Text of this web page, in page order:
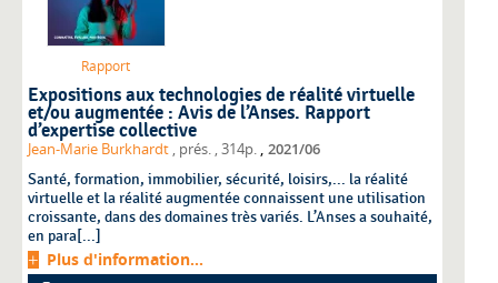
Rapport
Expositions aux technologies de réalité virtuelle
et/ou augmentée : Avis de l’Anses. Rapport
d’expertise collective
Jean-Marie Burkhardt , prés. , 314p. , 2021/06
Santé, formation, immobilier, sécurité, loisirs,... la réalité
virtuelle et la réalité augmentée connaissent une utilisation
croissante, dans des domaines très variés. L’Anses a souhaité,
en para[...]
Plus d'information...